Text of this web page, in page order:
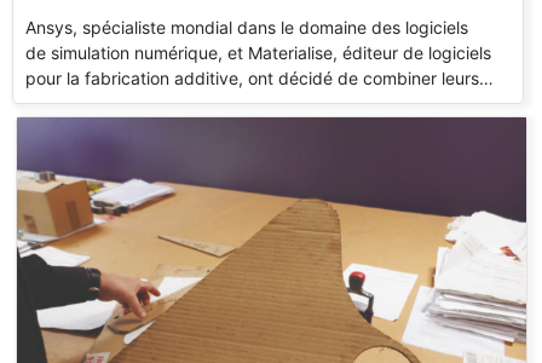
Ansys, spécialiste mondial dans le domaine des logiciels
de simulation numérique, et Materialise, éditeur de logiciels
pour la fabrication additive, ont décidé de combiner leurs…